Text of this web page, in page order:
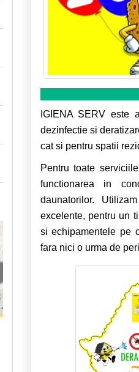
IGIENA SERV este
dezinfectie si
cat si pentru spatii
Pentru toate
functionarea in
daunatorilor.
excelente, pentru un
si echipamentele pe
fara nici o urma de